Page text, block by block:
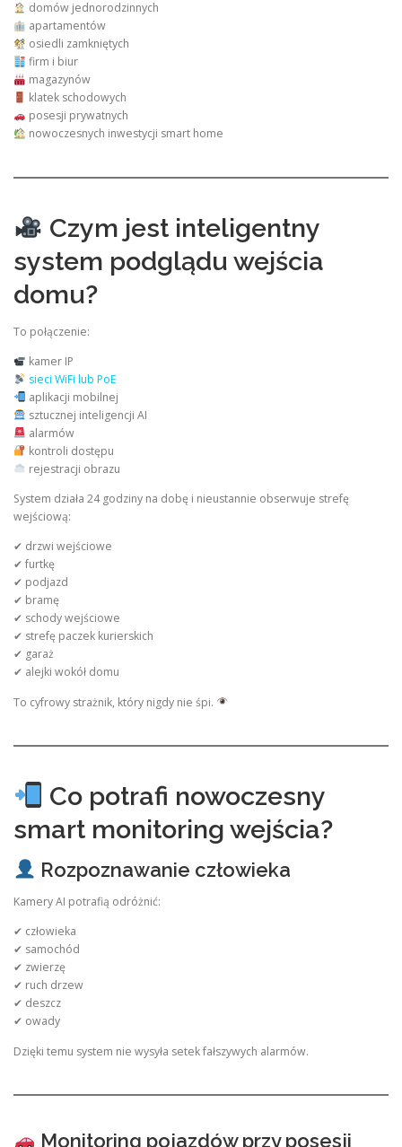
domów jednorodzinnych
apartamentów
osiedli zamkniętych
firm i biur
magazynów
klatek schodowych
posesji prywatnych
nowoczesnych inwestycji smart home
Czym jest inteligentny
system podglądu wejścia
domu?
To połączenie:
kamer IP
sieci WiFi lub PoE
aplikacji mobilnej
sztucznej inteligencji AI
alarmów
kontroli dostępu
rejestracji obrazu
System działa 24 godziny na dobę i nieustannie obserwuje strefę
wejściową:
✔ drzwi wejściowe
✔ furtkę
✔ podjazd
✔ bramę
✔ schody wejściowe
✔ strefę paczek kurierskich
✔ garaż
✔ alejki wokół domu
To cyfrowy strażnik, który nigdy nie śpi.
Co potrafi nowoczesny
smart monitoring wejścia?
Rozpoznawanie człowieka
Kamery AI potrafią odróżnić:
✔ człowieka
✔ samochód
✔ zwierzę
✔ ruch drzew
✔ deszcz
✔ owady
Dzięki temu system nie wysyła setek fałszywych alarmów.
Monitoring pojazdów przy posesji